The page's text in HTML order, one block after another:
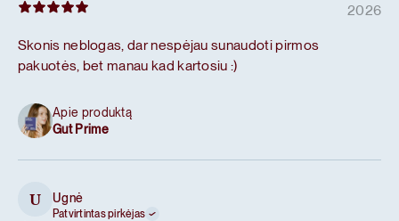
2026
Skonis neblogas, dar nespėjau sunaudoti pirmos
pakuotės, bet manau kad kartosiu :)
Apie produktą
Gut Prime
U Ugnė
Patvirtintas pirkėjas